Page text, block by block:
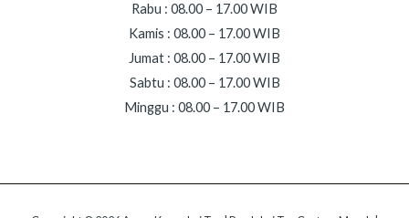
Rabu : 08.00 – 17.00 WIB
Kamis : 08.00 – 17.00 WIB
Jumat : 08.00 – 17.00 WIB
Sabtu : 08.00 – 17.00 WIB
Minggu : 08.00 – 17.00 WIB